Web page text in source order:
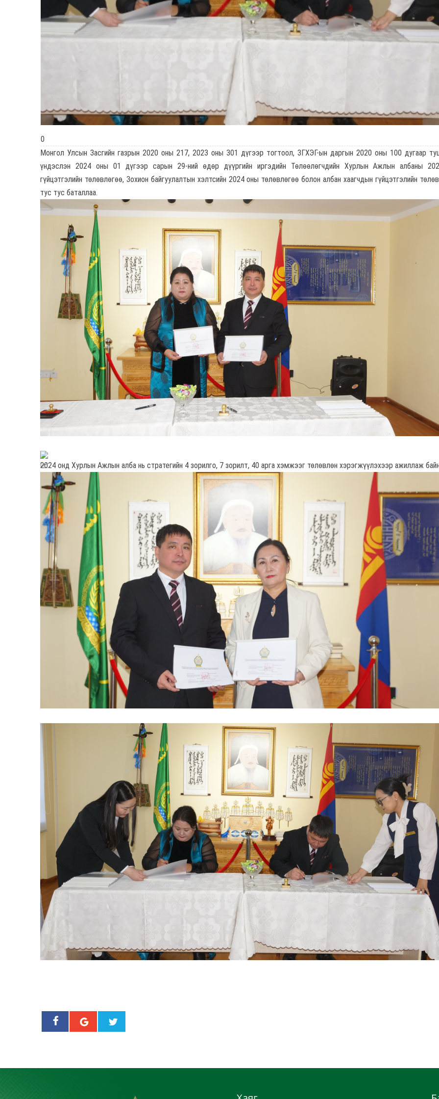
0
Монгол Улсын Засгийн газрын 2020 оны 217, 2023 оны 301 дүгээр тогтоол, ЗГХЭГ-ын даргын 2020 оны 100 дугаар
үндэслэн 2024 оны 01 дүгээр сарын 29-ний өдөр дүүргийн иргэдийн Төлөөлөгчдийн Хурлын Ажлын албаны
гүйцэтгэлийн төлөвлөгөө, Зохион байгуулалтын хэлтсийн 2024 оны төлөвлөгөө болон албан хаагчдын гүйцэтгэлийн
тус тус баталлаа.
2024 онд Хурлын Ажлын алба нь стратегийн 4 зорилго, 7 зорилт, 40 арга хэмжээг төлөвлөн хэрэгжүүлэхээр ажиллаж